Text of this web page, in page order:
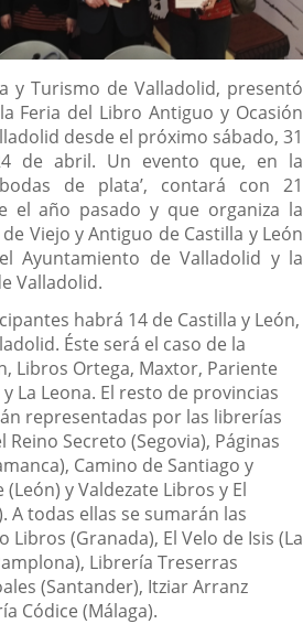
y Turismo de Valladolid, presentó
Feria del Libro Antiguo y Ocasión
desde el próximo sábado, 31
de abril. Un evento que, en la
de plata’, contará con 21
el año pasado y que organiza la
Viejo y Antiguo de Castilla y León
Ayuntamiento de Valladolid y la
Valladolid.
habrá 14 de Castilla y León,
Éste será el caso de la
Libros Ortega, Maxtor, Pariente
La Leona. El resto de provincias
representadas por las librerías
Secreto (Segovia), Páginas
Camino de Santiago y
y Valdezate Libros y El
A todas ellas se sumarán las
(Granada), El Velo de Isis (La
Librería Treserras
(Santander), Itziar Arranz
Códice (Málaga).